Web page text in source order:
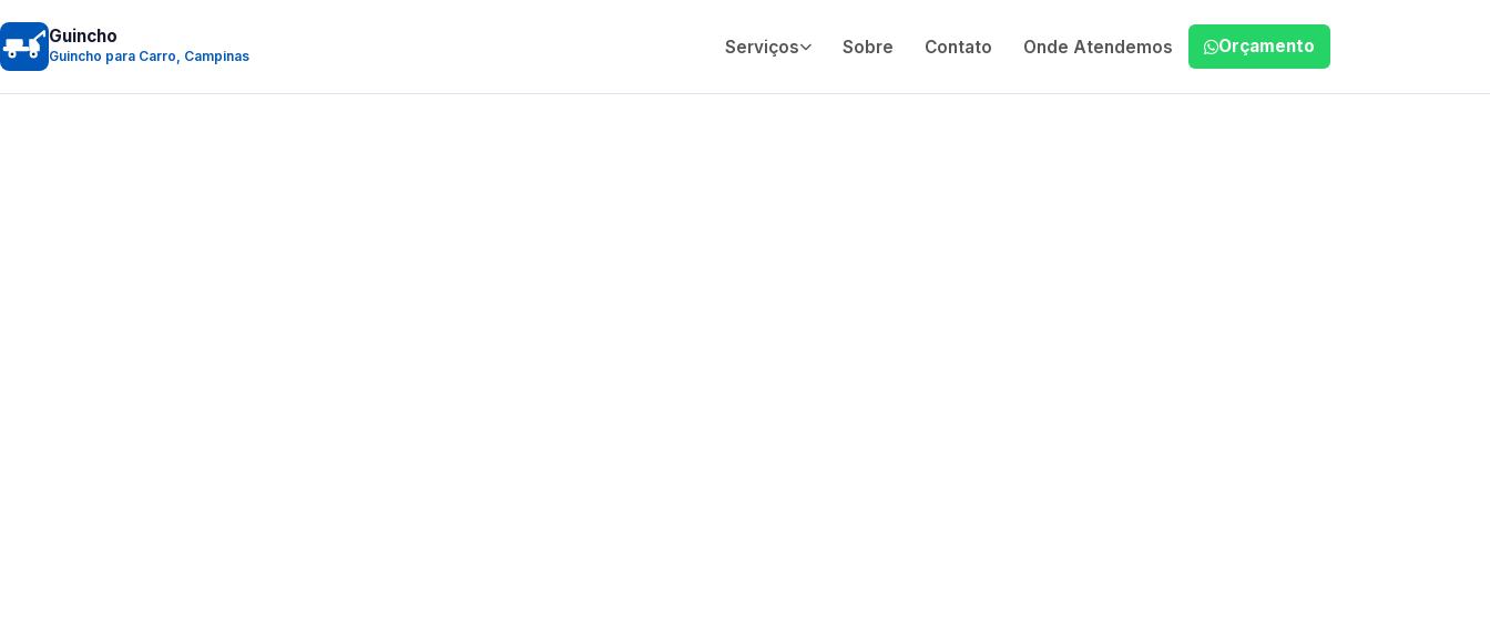
Guincho
Guincho para Carro, Campinas Serviços Sobre Contato Onde Atendemos Orçamento